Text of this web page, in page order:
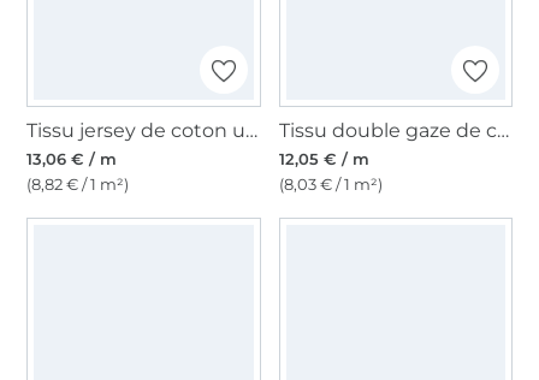
Tissu jersey de coton uni, bleu pétrole
13,06 € / m
(8,82 € / 1 m²)
Tissu double gaze de coton, Pois dorés, marine
12,05 € / m
(8,03 € / 1 m²)